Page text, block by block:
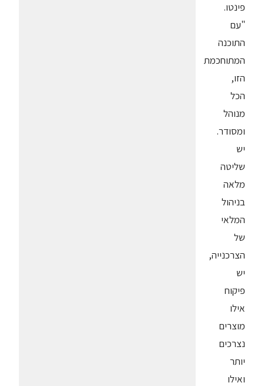
פינטו.
"עם
התוכנה
המתוחכמת
הזו,
הכל
מנוהל
ומסודר.
יש
שליטה
מלאה
בניהול
המלאי
של
הצרכנייה,
יש
פיקוח
אילו
מוצרים
נצרכים
יותר
ואילו